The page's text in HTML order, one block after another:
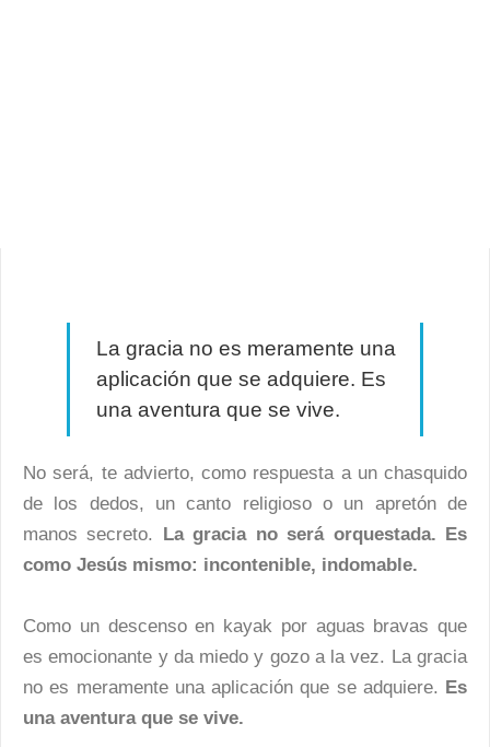
La gracia no es meramente una
aplicación que se adquiere. Es
una aventura que se vive.
No será, te advierto, como respuesta a un chasquido
de los dedos, un canto religioso o un apretón de
manos secreto. La gracia no será orquestada. Es
como Jesús mismo: incontenible, indomable.
Como un descenso en kayak por aguas bravas que
es emocionante y da miedo y gozo a la vez. La gracia
no es meramente una aplicación que se adquiere. Es
una aventura que se vive.